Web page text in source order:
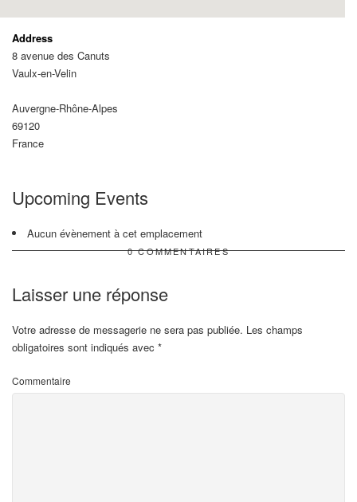
Address
8 avenue des Canuts
Vaulx-en-Velin
Auvergne-Rhône-Alpes
69120
France
Upcoming Events
Aucun évènement à cet emplacement
0 COMMENTAIRES
Laisser une réponse
Votre adresse de messagerie ne sera pas publiée. Les champs
obligatoires sont indiqués avec *
Commentaire